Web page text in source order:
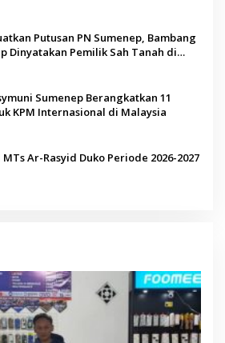
Putusan PN Sumenep, Bambang
Dinyatakan Pemilik Sah Tanah di
Sumenep Berangkatkan 11
KPM Internasional di Malaysia
Ar-Rasyid Duko Periode 2026-2027